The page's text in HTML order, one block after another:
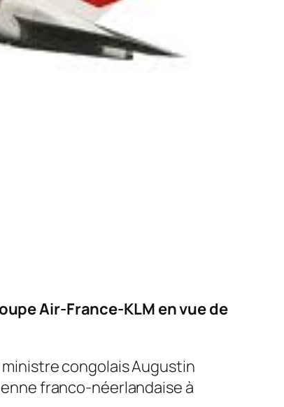
Air-France-KLM en vue de
ministre congolais Augustin
franco-néerlandaise à